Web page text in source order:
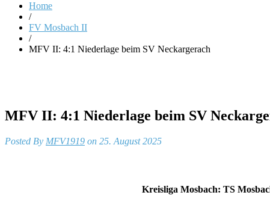
Home
/
FV Mosbach II
/
MFV II: 4:1 Niederlage beim SV Neckargerach
MFV II: 4:1 Niederlage beim SV
Posted By MFV1919 on 25. August 2025
Kreisliga Mosbach: TS